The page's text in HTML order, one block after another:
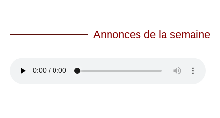
Annonces de la semaine